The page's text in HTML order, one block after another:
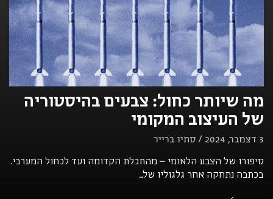
מה שיותר כחול: צבעים בהיסטוריה
של העיצוב המקומי
3 דצמבר, 2024 / סתיו ברייר
סיפורו של הצבע הלאומי – מהתכלת הקדומה ועד לכחול המערבי.
בכתבה נתחקה אחר גלגוליו של...